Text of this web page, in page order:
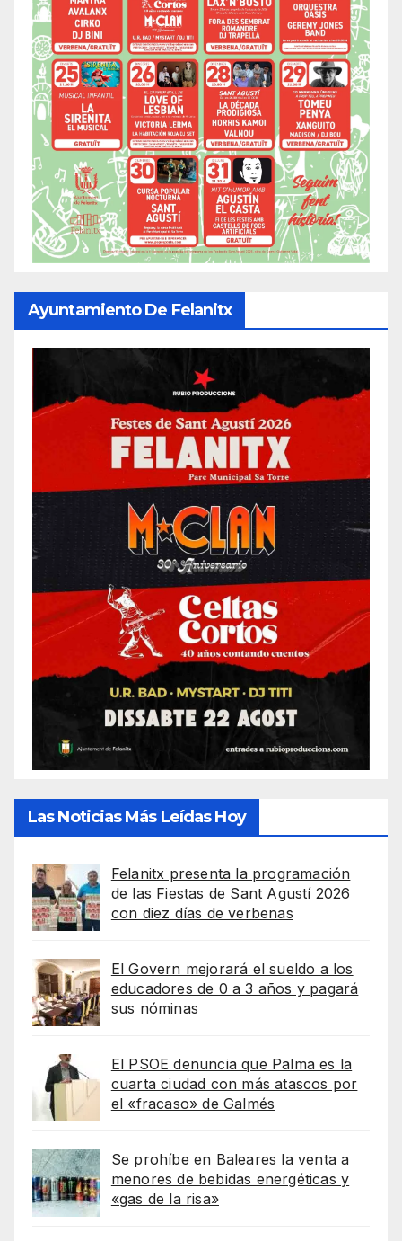
Ayuntamiento De Felanitx
Las Noticias Más Leídas Hoy
Felanitx presenta la programación
de las Fiestas de Sant Agustí 2026
con diez días de verbenas
El Govern mejorará el sueldo a los
educadores de 0 a 3 años y pagará
sus nóminas
El PSOE denuncia que Palma es la
cuarta ciudad con más atascos por
el «fracaso» de Galmés
Se prohíbe en Baleares la venta a
menores de bebidas energéticas y
«gas de la risa»